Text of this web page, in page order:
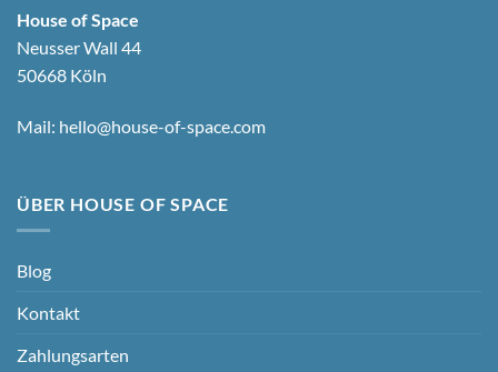
House of Space
Neusser Wall 44
50668 Köln
Mail: hello@house-of-space.com
ÜBER HOUSE OF SPACE
Blog
Kontakt
Zahlungsarten